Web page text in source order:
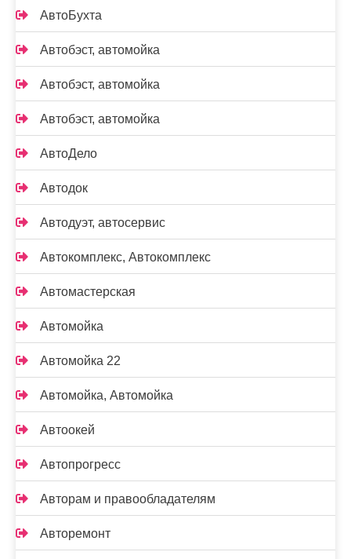
АвтоБухта
Автобэст, автомойка
Автобэст, автомойка
Автобэст, автомойка
АвтоДело
Автодок
Автодуэт, автосервис
Автокомплекс, Автокомплекс
Автомастерская
Автомойка
Автомойка 22
Автомойка, Автомойка
Автоокей
Автопрогресс
Авторам и правообладателям
Авторемонт